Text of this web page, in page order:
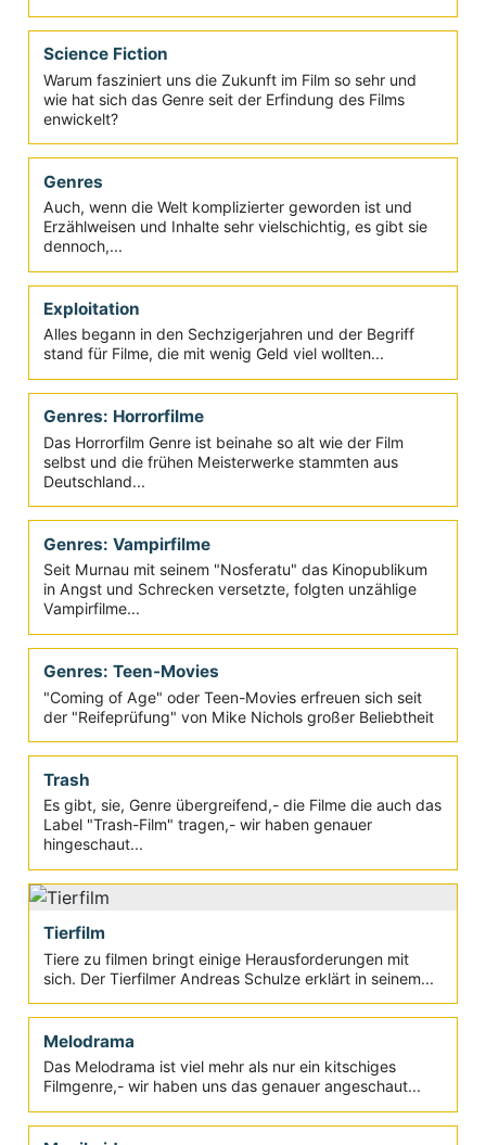
Komödien Top 100
Die BBC hat weit über 200 Filmkritiker aus der ganzen
Welt befragt, welches die besten Filmkomödien der
Filmgeschichte...
Genre: Erotikfilme
Solange es keine Internet-Pornofilme gab, war das
Genre der Erotikfilme sehr erfolgreich.
Literaturverfilmung
Schlechter, Innovativer? Einblicke in ein Genre
Warum fasziniert uns die Zukunft im Film so sehr und
wie hat sich das Genre seit der Erfindung des Films
enwickelt?
Genres
Auch, wenn die Welt komplizierter geworden ist und
Erzählweisen und Inhalte sehr vielschichtig, es gibt sie
dennoch,...
Exploitation
Alles begann in den Sechzigerjahren und der Begriff
stand für Filme, die mit wenig Geld viel wollten...
Genres: Horrorfilme
Das Horrorfilm Genre ist beinahe so alt wie der Film
selbst und die frühen Meisterwerke stammten aus
Deutschland...
Genres: Vampirfilme
Seit Murnau mit seinem "Nosferatu" das Kinopublikum